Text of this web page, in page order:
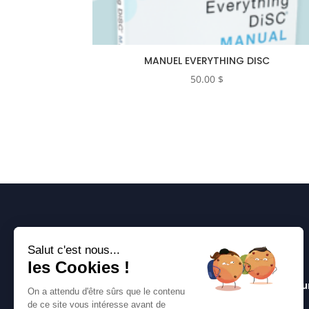
MANUEL EVERYTHING DISC
50.00 $
disc partners : Outils de personalité DiSC
la performance.
Salut c'est nous...
les Cookies !
On a attendu d'être sûrs que le contenu
de ce site vous intéresse avant de